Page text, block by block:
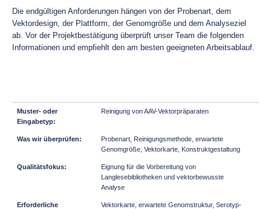
Die endgültigen Anforderungen hängen von der Probenart, dem
Vektordesign, der Plattform, der Genomgröße und dem Analyseziel
ab. Vor der Projektbestätigung überprüft unser Team die folgenden
Informationen und empfiehlt den am besten geeigneten Arbeitsablauf.
Reinigung von AAV-Vektorpräparaten
Probenart, Reinigungsmethode, erwartete
Genomgröße, Vektorkarte, Konstruktgestaltung
Eignung für die Vorbereitung von
Langlesebibliotheken und vektorbewusste
Analyse
Vektorkarte, erwartete Genomstruktur, Serotyp-